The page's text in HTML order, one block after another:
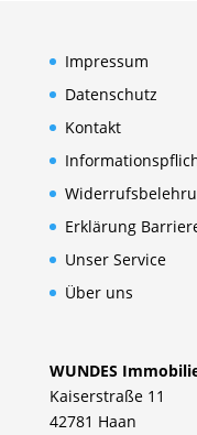
Impressum
Datenschutz
Kontakt
Erklärung
Unser Service
Über uns
WUNDES
Kaiserstraße 11
42781 Haan